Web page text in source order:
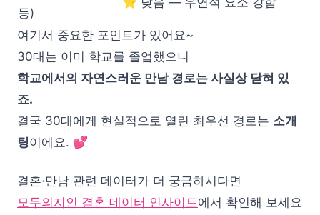
등)
여기서 중요한 포인트가 있어요~
30대는 이미 학교를 졸업했으니
학교에서의 자연스러운 만남 경로는 사실상 닫혀 있
죠.
결국 30대에게 현실적으로 열린 최우선 경로는 소개
팅이에요. 💕
결혼·만남 관련 데이터가 더 궁금하시다면
모두의지인 결혼 데이터 인사이트 에서 확인해 보세요